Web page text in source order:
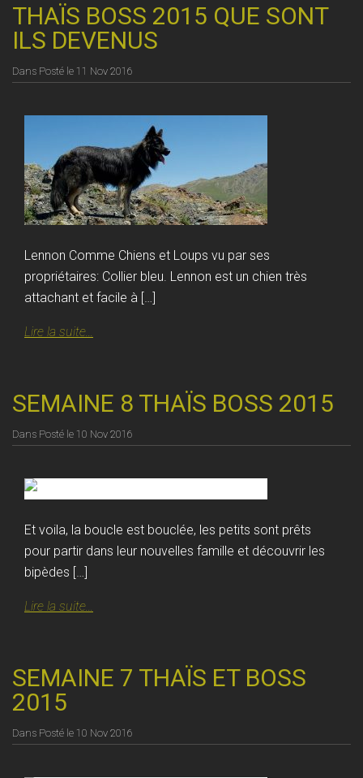
THAÏS BOSS 2015 QUE SONT
ILS DEVENUS
Dans Posté le 11 Nov 2016
Lennon Comme Chiens et Loups vu par ses
propriétaires: Collier bleu. Lennon est un chien très
attachant et facile à […]
Lire la suite...
SEMAINE 8 THAÏS BOSS 2015
Dans Posté le 10 Nov 2016
Et voila, la boucle est bouclée, les petits sont prêts
pour partir dans leur nouvelles famille et découvrir les
bipèdes […]
Lire la suite...
SEMAINE 7 THAÏS ET BOSS
2015
Dans Posté le 10 Nov 2016